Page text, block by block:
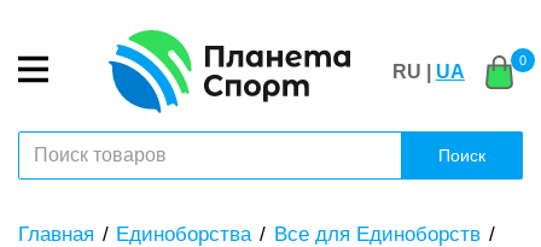
RU | UA
0
Поиск
Главная Единоборства Все для Единоборств